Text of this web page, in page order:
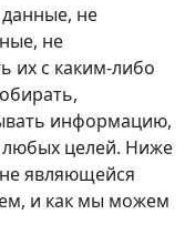
не
не
их с каким-либо
информацию,
целей. Ниже
являющейся
и как мы можем